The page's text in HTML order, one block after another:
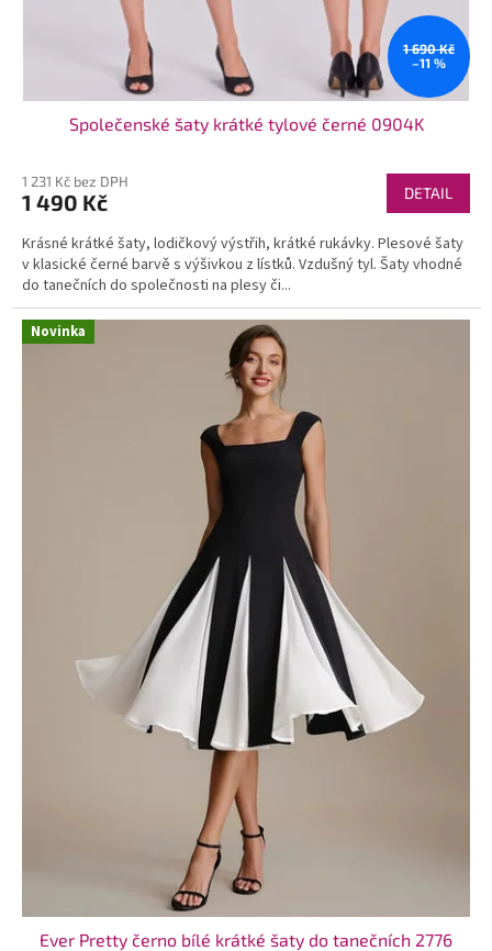
1 690 Kč
–11 %
Společenské šaty krátké tylové černé 0904K
1 231 Kč bez DPH
1 490 Kč DETAIL
Krásné krátké šaty, lodičkový výstřih, krátké rukávky. Plesové šaty
v klasické černé barvě s výšivkou z lístků. Vzdušný tyl. Šaty vhodné
do tanečních do společnosti na plesy či...
Novinka
Ever Pretty černo bílé krátké šaty do tanečních 2776